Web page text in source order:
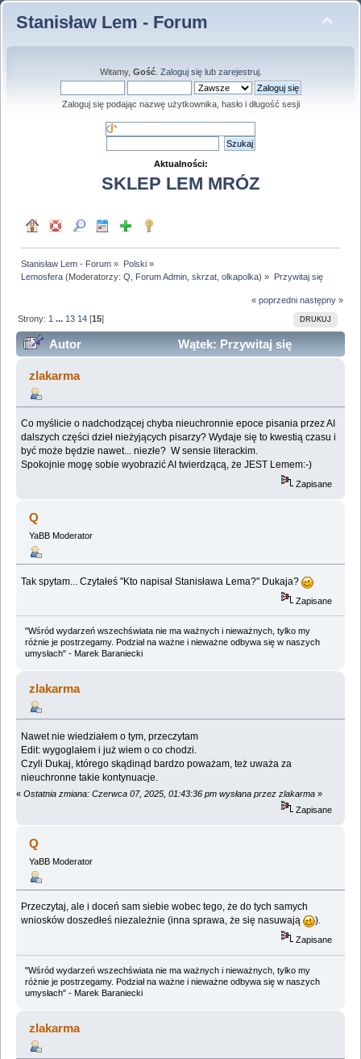
Stanisław Lem - Forum
Witamy, Gość. Zaloguj sięlub zarejestruj.
Zaloguj się podając nazwę użytkownika, hasło i długość sesji
Aktualności:
SKLEP LEM MRÓZ
Stanisław Lem - Forum » Polski»
Lemosfera (Moderatorzy:Q Forum Admin ,skrzat ,olkapolka) » Przywitaj się
« poprzedni następny »
DRUKUJ
Strony: 1 ... 13 14 [15]
Autor
Wątek: Przywitaj się
(Przeczytany 767829 razy)
zlakarma
Co myślicie o nadchodzącej chyba nieuchronnie epoce pisania przez AI
dalszych części dzieł nieżyjących pisarzy? Wydaje się to kwestią czasu i
być może będzie nawet... niezłe? W sensie literackim.
Spokojnie mogę sobie wyobrazić AI twierdzącą, że JEST Lemem:-)
Zapisane
Q
YaBB Moderator
Tak spytam... Czytałeś "Kto napisał Stanisława Lema?" Dukaja?
Zapisane
"Wśród wydarzeń wszechświata nie ma ważnych i nieważnych, tylko my
różnie je postrzegamy. Podział na ważne i nieważne odbywa się w naszych
umysłach" - Marek Baraniecki
zlakarma
Nawet nie wiedziałem o tym, przeczytam
Edit: wygoglałem i już wiem o co chodzi.
Czyli Dukaj, którego skądinąd bardzo poważam, też uważa za
nieuchronne takie kontynuacje.
« Ostatnia zmiana: Czerwca 07, 2025, 01:43:36 pm wysłana przez zlakarma »
Zapisane
Q
YaBB Moderator
Przeczytaj, ale i doceń sam siebie wobec tego, że do tych samych
wniosków doszedłeś niezależnie (inna sprawa, że się nasuwają
).
Zapisane
"Wśród wydarzeń wszechświata nie ma ważnych i nieważnych, tylko my
różnie je postrzegamy. Podział na ważne i nieważne odbywa się w naszych
umysłach" - Marek Baraniecki
zlakarma